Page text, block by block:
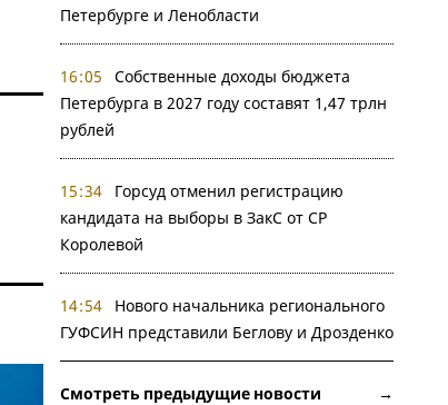
Петербурге и Ленобласти
16:05
Собственные доходы бюджета
Петербурга в 2027 году составят 1,47 трлн
рублей
15:34
Горсуд отменил регистрацию
кандидата на выборы в ЗакС от СР
Королевой
14:54
Нового начальника регионального
ГУФСИН представили Беглову и Дрозденко
Смотреть предыдущие новости →